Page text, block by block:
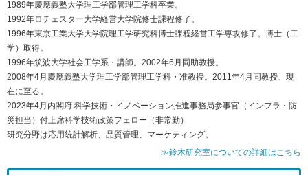
1989年慶應義塾大学理工学部管理工学科卒業。
1992年ロチェスター大学経営大学院修士課程修了。
1996年東京工業大学大学院理工学研究科博士課程経営工学専攻修了。博士（工
学）取得。
1996年筑波大学社会工学系・講師。2002年6月同助教授。
2008年4月慶應義塾大学理工学部管理工学科・准教授。2011年4月同教授、現
在に至る。
2023年4月内閣府 科学技術・イノベーション推進事務局参事官（インフラ・防
災担当）付上席科学技術政策フェロー（非常勤）
研究分野は応用統計解析、品質管理、マーケティング。
≫鈴木研究室についての詳細はこちら